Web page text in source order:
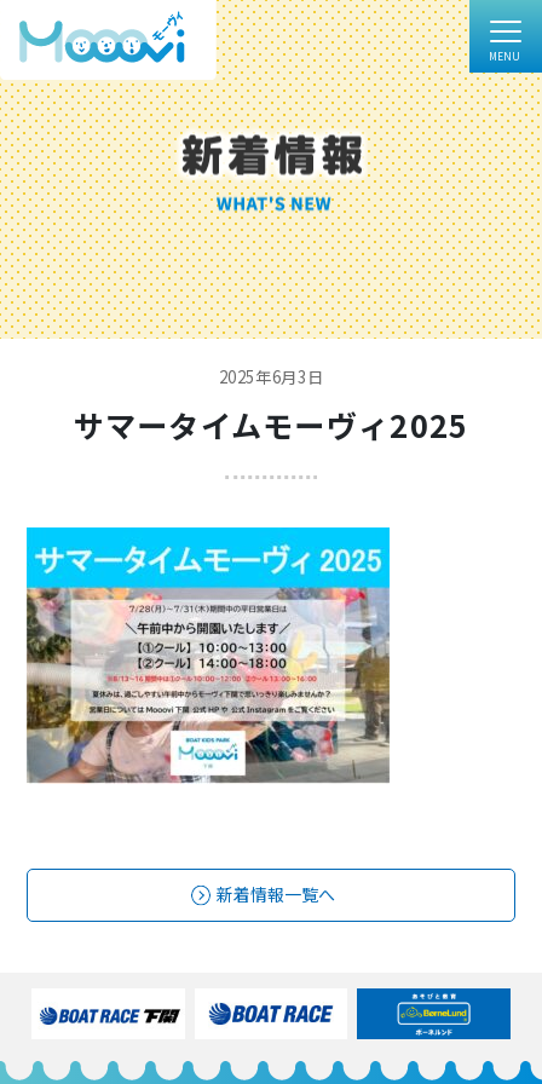
2025年6月3日
サマータイムモーヴィ2025
新着情報一覧へ